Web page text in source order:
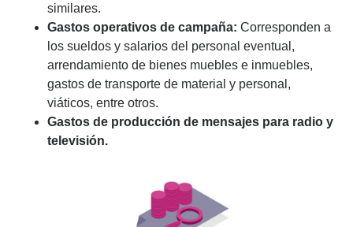
similares.
Gastos operativos de campaña: Corresponden a
los sueldos y salarios del personal eventual,
arrendamiento de bienes muebles e inmuebles,
gastos de transporte de material y personal,
viáticos, entre otros.
Gastos de producción de mensajes para radio y
televisión.